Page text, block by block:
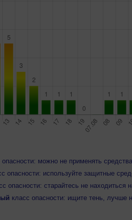
опасности: можно не применять
опасности: используйте защитные
опасности: старайтесь не
класс опасности: ищите тень, лучше